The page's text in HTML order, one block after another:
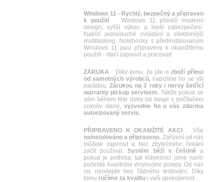
Windows 11 - Rychlý, bezpečný a připraven
k použití Windows 11 přináší moderní
design, vyšší výkon a lepší zabezpečení.
Nabízí jednoduché ovládání a efektivnější
multitasking. Notebooky s předinstalovaným
Windows 11 jsou připraveny k okamžitému
použití - stačí zapnout a pracovat!
ZÁRUKA Díky tomu, že jde ozboží přímo
od samotných výrobců,nabízíme ho se vší
parádou.Zárukou na 2 roky i nervy šetřící
warranty pickup servisem. Takže pokud se
vám během této doby od koupi s počítačem
cokoliv stane, vyzvedne ho u vás zdarma
autorizovaný servis.
PŘIPRAVENO K OKAMŽITÉ AKCI
Vše
nainstalováno a připraveno. Zařízení od nás
můžete zapnout a bez zbytečného čekání
začít používat.Systém běží v češtině a
pokud je potřeba, tak klávesnici jsme navíc
počeštili kvalitními vinylovými polepy. Od nás
nic neodejde bez řádného testování. Díky
tomu ručíme za kvalitu i vaši spokojenost.